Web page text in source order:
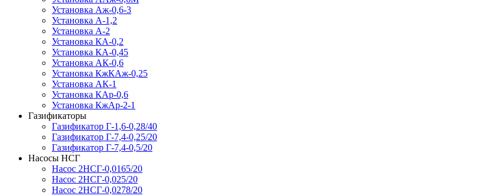
Установка Аж-0,6-3
Установка А-1,2
Установка А-2
Установка КА-0,2
Установка КА-0,45
Установка АК-0,6
Установка КжКАж-0,25
Установка АК-1
Установка КАр-0,6
Установка КжАр-2-1
Газификаторы
Газификатор Г-1,6-0,28/40
Газификатор Г-7,4-0,25/20
Газификатор Г-7,4-0,5/20
Насосы НСГ
Насос 2НСГ-0,0165/20
Насос 2НСГ-0,025/20
Насос 2НСГ-0,0278/20